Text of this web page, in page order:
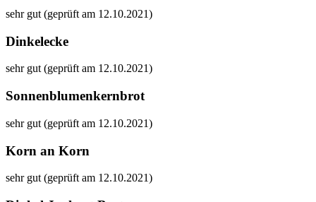
sehr gut (geprüft am 12.10.2021)
Dinkelecke
sehr gut (geprüft am 12.10.2021)
Sonnenblumenkernbrot
sehr gut (geprüft am 12.10.2021)
Korn an Korn
sehr gut (geprüft am 12.10.2021)